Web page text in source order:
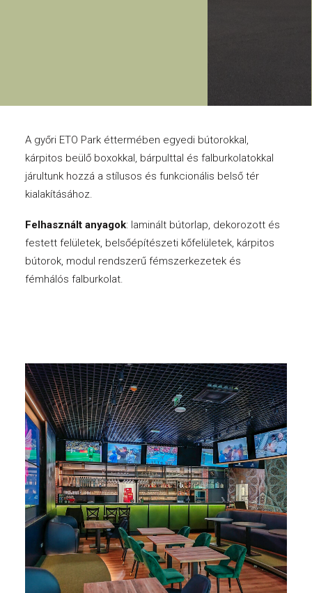
A győri ETO Park éttermében egyedi bútorokkal,
kárpitos beülő boxokkal, bárpulttal és falburkolatokkal
járultunk hozzá a stílusos és funkcionális belső tér
kialakításához.
Felhasznált anyagok: laminált bútorlap, dekorozott és
festett felületek, belsőépítészeti kőfelületek, kárpitos
bútorok, modul rendszerű fémszerkezetek és
fémhálós falburkolat.